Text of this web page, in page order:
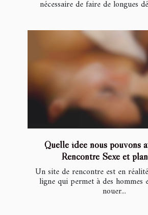
nécessaire de faire de longues
Quelle idée nous pouvons
Rencontre Sexe et
Un site de rencontre est en
ligne qui permet à des hommes
nouer...